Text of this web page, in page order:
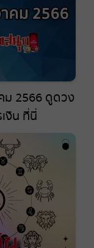
ม 2566 ดูดวง
งิน ที่นี่